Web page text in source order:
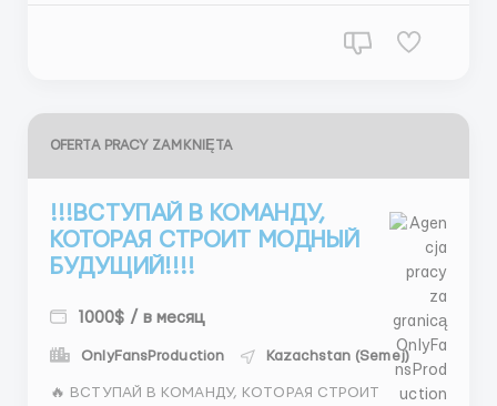
OFERTA PRACY ZAMKNIĘTA
!!!ВСТУПАЙ В КОМАНДУ,
КОТОРАЯ СТРОИТ МОДНЫЙ
БУДУЩИЙ!!!!
1000$ / в месяц
OnlyFansProduction Kazachstan (Semej)
🔥 ВСТУПАЙ В КОМАНДУ, КОТОРАЯ СТРОИТ